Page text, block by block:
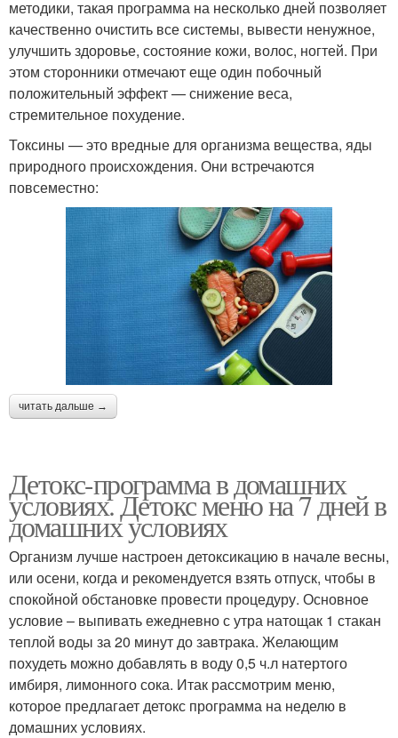
методики, такая программа на несколько дней позволяет
качественно очистить все системы, вывести ненужное,
улучшить здоровье, состояние кожи, волос, ногтей. При
этом сторонники отмечают еще один побочный
положительный эффект — снижение веса,
стремительное похудение.
Токсины — это вредные для организма вещества, яды
природного происхождения. Они встречаются
повсеместно:
читать дальше →
Детокс-программа в домашних
условиях. Детокс меню на 7 дней в
домашних условиях
Организм лучше настроен детоксикацию в начале весны,
или осени, когда и рекомендуется взять отпуск, чтобы в
спокойной обстановке провести процедуру. Основное
условие – выпивать ежедневно с утра натощак 1 стакан
теплой воды за 20 минут до завтрака. Желающим
похудеть можно добавлять в воду 0,5 ч.л натертого
имбиря, лимонного сока. Итак рассмотрим меню,
которое предлагает детокс программа на неделю в
домашних условиях.